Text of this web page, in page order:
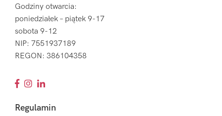
Godziny otwarcia:
poniedziałek – piątek 9-17
sobota 9-12
NIP: 7551937189
REGON: 386104358
Regulamin